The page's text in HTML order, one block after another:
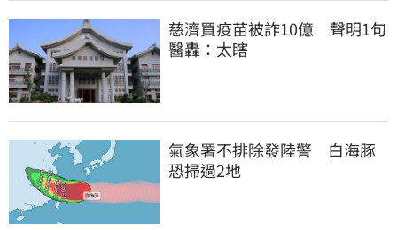
慈濟買疫苗被詐10億　聲明1句
醫轟：太瞎
氣象署不排除發陸警　白海豚
恐掃過2地